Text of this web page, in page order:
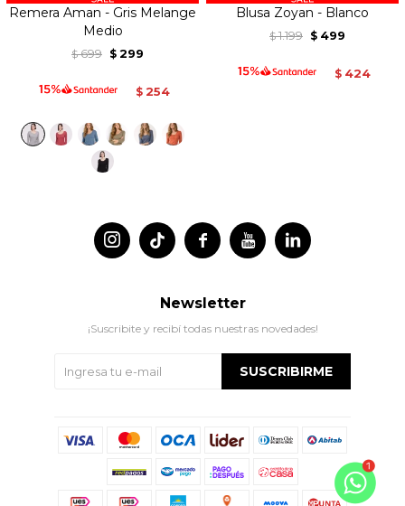
Remera Aman - Gris Melange
Medio
$ 699 $ 299
$ 254
Blusa Zoyan - Blanco
$ 1.199 $ 499
$ 424
 
 
Newsletter
¡Suscribite y recibí todas nuestras novedades!
SUSCRIBIRME